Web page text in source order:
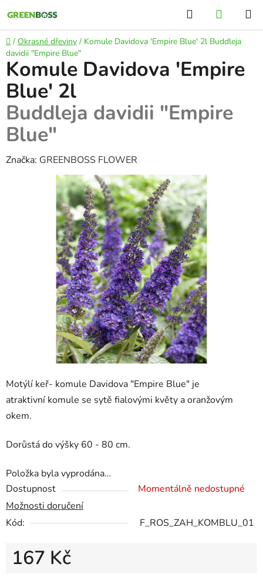
na
obsah
Hledat
KOŠÍK
Domů
/ Okrasné dřeviny / Komule Davidova 'Empire Blue' 2l Buddleja
davidii "Empire Blue"
Motýlí keř- komule Davidova "Empire Blue" je
atraktivní komule se sytě fialovými květy a oranžovým
okem.
Dorůstá do výšky 60 - 80 cm.
Položka byla vyprodána…
Dostupnost
Momentálně nedostupné
Možnosti doručení
Kód:
F_ROS_ZAH_KOMBLU_01
167 Kč
Komule Davidova 'Empire
Blue' 2l
Buddleja davidii "Empire
Blue"
Značka: GREENBOSS FLOWER